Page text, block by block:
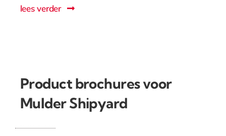
lees verder
Product brochures voor
Mulder Shipyard